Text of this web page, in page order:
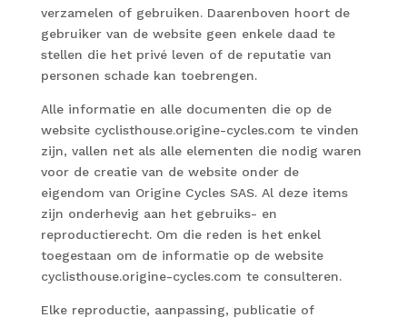
verzamelen of gebruiken. Daarenboven hoort de
gebruiker van de website geen enkele daad te
stellen die het privé leven of de reputatie van
personen schade kan toebrengen.
Alle informatie en alle documenten die op de
website cyclisthouse.origine-cycles.com te vinden
zijn, vallen net als alle elementen die nodig waren
voor de creatie van de website onder de
eigendom van Origine Cycles SAS. Al deze items
zijn onderhevig aan het gebruiks- en
reproductierecht. Om die reden is het enkel
toegestaan om de informatie op de website
cyclisthouse.origine-cycles.com te consulteren.
Elke reproductie, aanpassing, publicatie of